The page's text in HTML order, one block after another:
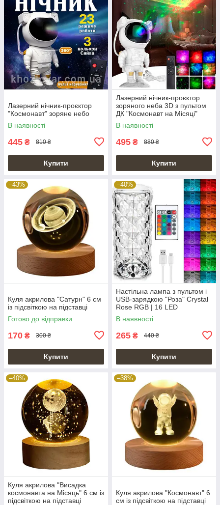
Лазерний нічник-проєктор
"Космонавт" зоряне небо
В наявності
445 ₴ 810 ₴
Купити
Лазерний нічник-проєктор
зоряного неба 3D з пультом
ДК "Космонавт на Місяці"
В наявності
495 ₴ 880 ₴
Купити
–43%
Куля акрилова "Сатурн" 6 см
із підсвіткою на підставці
Готово до відправки
170 ₴ 300 ₴
Купити
–40%
Настільна лампа з пультом і
USB-зарядкою "Роза" Crystal
Rose RGB | 16 LED
В наявності
265 ₴ 440 ₴
Купити
–40%
Куля акрилова "Висадка
космонавта на Місяць" 6 см із
підсвіткою на підставці
–38%
Куля акрилова "Космонавт" 6
см із підсвіткою на підставці